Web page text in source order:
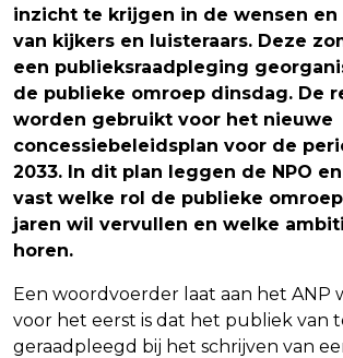
inzicht te krijgen in de wensen
van kijkers en luisteraars. Deze
een publieksraadpleging
de publieke omroep dinsdag. De
worden gebruikt voor het nieuwe
concessiebeleidsplan voor de
2033. In dit plan leggen de NPO
vast welke rol de publieke
jaren wil vervullen en welke
horen.
Een woordvoerder laat aan het ANP
voor het eerst is dat het publiek van
geraadpleegd bij het schrijven van